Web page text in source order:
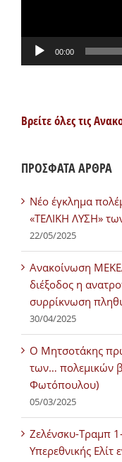
00:00
Βρείτε όλες τις
ΠΡΟΣΦΑΤΑ ΑΡΘΡΑ
Νέο έγκλημα
«ΤΕΛΙΚΗ ΛΥΣΗ»
22/05/2025
Ανακοίνωση
διέξοδος η
συρρίκνωση
30/04/2025
Ο Μητσοτάκης
των… πολεμικών
Φωτόπουλου)
05/03/2025
Ζελένσκυ-Τραμπ
Υπερεθνικής Ελίτ